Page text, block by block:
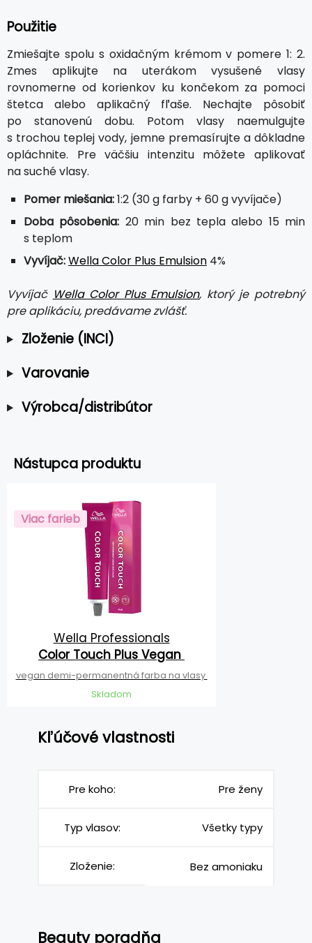
Použitie
Zmiešajte spolu s oxidačným krémom v pomere 1: 2.
Zmes aplikujte na uterákom vysušené vlasy
rovnomerne od korienkov ku končekom za pomoci
štetca alebo aplikačný fľaše. Nechajte pôsobiť
po stanovenú dobu. Potom vlasy naemulgujte
s trochou teplej vody, jemne premasírujte a dôkladne
opláchnite. Pre väčšiu intenzitu môžete aplikovať
na suché vlasy.
Pomer miešania:1:2 (30 g farby + 60 g vyvíjače)
Doba pôsobenia: 20 min bez tepla alebo 15 min
s teplom
Vyvíjač:Wella Color Plus Emulsion 4%
Vyvíjač Wella Color Plus Emulsion, ktorý je potrebný
pre aplikáciu, predávame zvlášť.
Zloženie (INCI)
Varovanie
Výrobca/distribútor
Nástupca produktu
Viac farieb
Wella Professionals
Color Touch Plus Vegan
vegan demi-permanentná farba na vlasy
Skladom
Kľúčové vlastnosti
Pre koho: Pre ženy
Typ vlasov: Všetky typy
Zloženie: Bez amoniaku
Beauty poradňa